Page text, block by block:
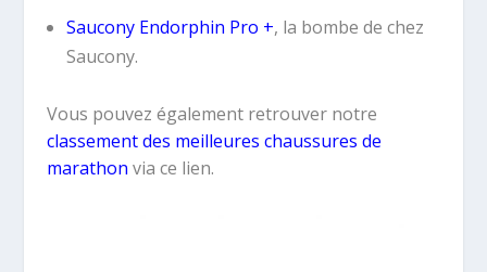
Saucony Endorphin Pro +, la bombe de chez
Saucony.
Vous pouvez également retrouver notre
classement des meilleures chaussures de
marathon via ce lien.